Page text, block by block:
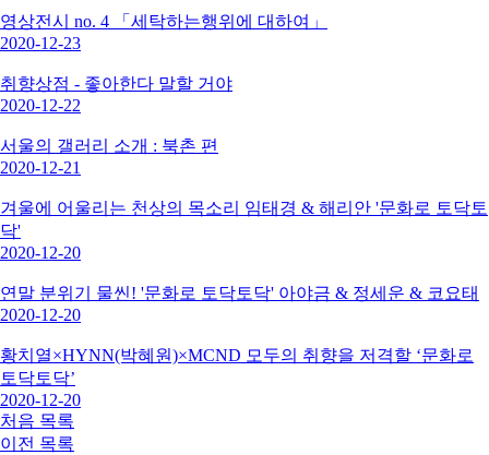
영상전시 no. 4 「세탁하는행위에 대하여」
2020-12-23
취향상점 - 좋아한다 말할 거야
2020-12-22
서울의 갤러리 소개 : 북촌 편
2020-12-21
겨울에 어울리는 천상의 목소리 임태경 & 해리안 '문화로 토닥토
닥'
2020-12-20
연말 분위기 물씬! '문화로 토닥토닥' 아야금 & 정세운 & 코요태
2020-12-20
황치열×HYNN(박혜원)×MCND 모두의 취향을 저격할 ‘문화로
토닥토닥’
2020-12-20
처음 목록
이전 목록